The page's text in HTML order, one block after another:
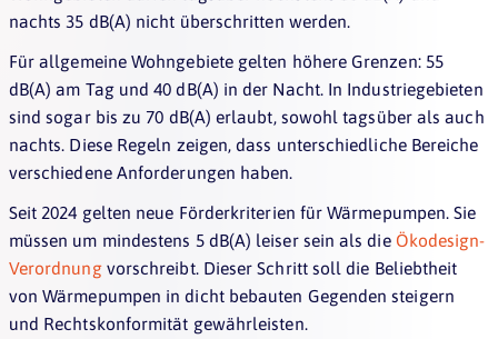
nachts 35 dB(A) nicht überschritten werden.
Für allgemeine Wohngebiete gelten höhere Grenzen: 55
dB(A) am Tag und 40 dB(A) in der Nacht. In Industriegebieten
sind sogar bis zu 70 dB(A) erlaubt, sowohl tagsüber als auch
nachts. Diese Regeln zeigen, dass unterschiedliche Bereiche
verschiedene Anforderungen haben.
Seit 2024 gelten neue Förderkriterien für Wärmepumpen. Sie
müssen um mindestens 5 dB(A) leiser sein als die Ökodesign-
Verordnungvorschreibt. Dieser Schritt soll die Beliebtheit
von Wärmepumpen in dicht bebauten Gegenden steigern
und Rechtskonformität gewährleisten.